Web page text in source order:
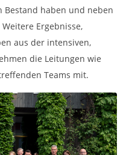
haben und neben
Ergebnisse,
aus der intensiven,
die Leitungen wie
Teams mit.